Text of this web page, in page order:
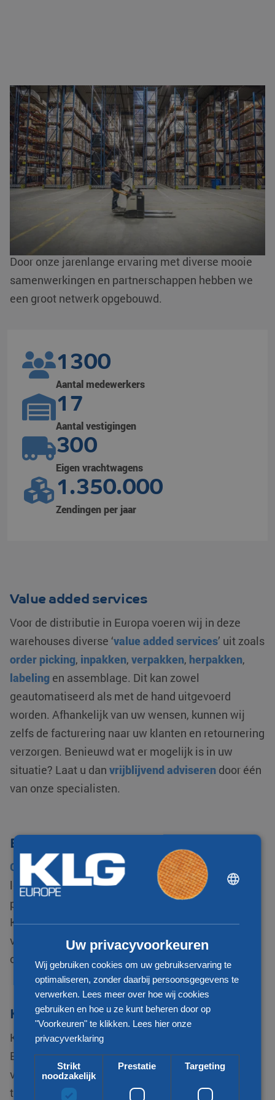
Warehousing
KLG Europe beschikt over diversemoderne
warehousesdoor geheel Europa. Wij waarborgen
een uitstekende en betrouwbare dienstverlening
doordat de warehouses zijn ingericht volgens de
laatste standaarden en de nieuwste technologieën.
Bovendien hechten wij veel waarde aan een veilige
werkomgeving en goede arbeidsomstandigheden.
Door onze jarenlange ervaring met diverse mooie
samenwerkingen en partnerschappen hebben we
een groot netwerk opgebouwd.
1300
Aantal medewerkers
17
Aantal vestigingen
300
Eigen vrachtwagens
1.350.000
Zendingen per jaar
Value added services
Voor de distributie in Europa voeren wij in deze
warehouses diverse ‘value added services’ uit zoals
order picking, inpakken, verpakken, herpakken,
labeling en assemblage. Dit kan zowel
geautomatiseerd als met de hand uitgevoerd
worden. Afhankelijk van uw wensen, kunnen wij
zelfs de facturering naar uw klanten en retournering
verzorgen. Benieuwd wat er mogelijk is in uw
situatie? Laat u dan vrijblijvend adviseren door één
van onze specialisten.
Engineering
Geautomatiseerde logistieke processen
leiden tot aanzienlijke verbetering in de efficiëntie,
productiviteit, veiligheid en kwaliteitsbeheersing.
KLG Europe denkt graag met u mee hoe de inzet
van nieuwe logistieke technologieën uw
organisatie vooruit kan helpen.
KLG Europe uw distribiteur
KLG Europe staat bekend als specialist in de
Europese distributie. Met meerdere eigen
vestigingen in verschillende landen, een groot
teamvan vakkundige medewerkers en een modern
DUTCH
ENGLISH
Uw privacyvoorkeuren
Wij gebruiken cookies om uw gebruikservaring te
optimaliseren, zonder daarbij persoonsgegevens te
verwerken. Lees meer over hoe wij cookies
gebruiken en hoe u ze kunt beheren door op
"Voorkeuren" te klikken. Lees hier onze
privacyverklaring
Strikt
noodzakelijk
Prestatie Targeting